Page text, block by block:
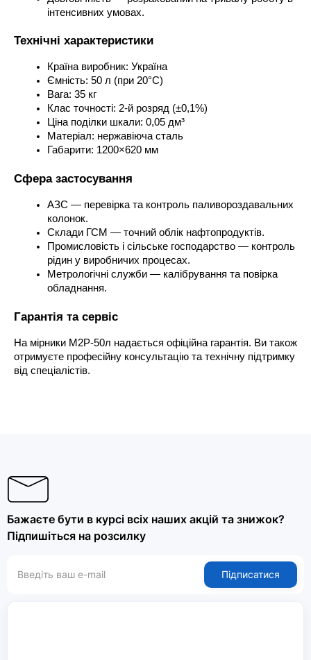
інтенсивних умовах.
Технічні характеристики
Країна виробник: Україна
Ємність: 50 л (при 20°C)
Вага: 35 кг
Клас точності: 2-й розряд (±0,1%)
Ціна поділки шкали: 0,05 дм³
Матеріал: нержавіюча сталь
Габарити: 1200×620 мм
Сфера застосування
АЗС — перевірка та контроль паливороздавальних
колонок.
Склади ГСМ — точний облік нафтопродуктів.
Промисловість і сільське господарство — контроль
рідин у виробничих процесах.
Метрологічні служби — калібрування та повірка
обладнання.
Гарантія та сервіс
На мірники М2Р-50л надається офіційна гарантія. Ви також
отримуєте професійну консультацію та технічну підтримку
від спеціалістів.
Бажаєте бути в курсі всіх наших акцій та знижок?
Підпишіться на розсилку
Підписатися